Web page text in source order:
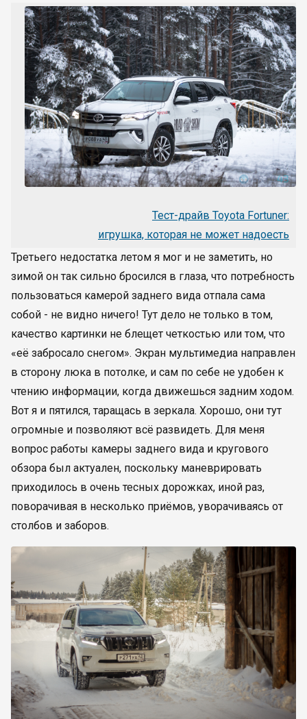
Тест-драйв Toyota Fortuner:
игрушка, которая не может надоесть
Третьего недостатка летом я мог и не заметить, но
зимой он так сильно бросился в глаза, что потребность
пользоваться камерой заднего вида отпала сама
собой - не видно ничего! Тут дело не только в том,
качество картинки не блещет четкостью или том, что
«её забросало снегом». Экран мультимедиа направлен
в сторону люка в потолке, и сам по себе не удобен к
чтению информации, когда движешься задним ходом.
Вот я и пятился, таращась в зеркала. Хорошо, они тут
огромные и позволяют всё развидеть. Для меня
вопрос работы камеры заднего вида и кругового
обзора был актуален, поскольку маневрировать
приходилось в очень тесных дорожках, иной раз,
поворачивая в несколько приёмов, уворачиваясь от
столбов и заборов.